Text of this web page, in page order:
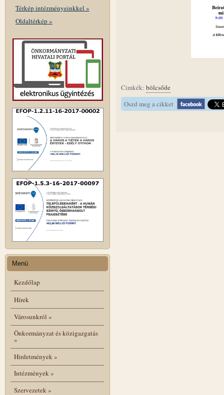
Térkép intézményeinkkel »
Oldaltérkép »
Menü
Kezdőlap
Hírek
Városunkról »
Önkormányzat és közigazgatás
»
Hirdetmények»
Intézmények»
Szervezetek»
Cimkék: bölcsőde
Oszd meg a cikket